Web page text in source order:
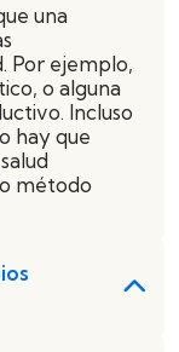
una
Por ejemplo,
o alguna
Incluso
hay que
método